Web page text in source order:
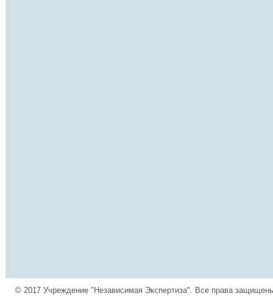
© 2017 Учреждение "Независимая Экспертиза". Все права